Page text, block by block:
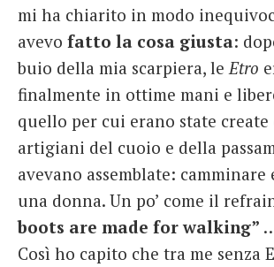
mi ha chiarito in modo
avevo fatto la cosa giusta:
buio della mia scarpiera, le Etro
finalmente in ottime mani e
quello per cui erano state create
artigiani del cuoio e della
avevano assemblate: camminare
una donna. Un po’ come il
boots are made for walking”
Così ho capito che tra me senza